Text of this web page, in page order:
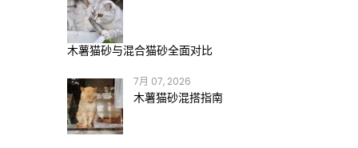
木薯猫砂与混合猫砂全面对比
7月 07, 2026
木薯猫砂混搭指南